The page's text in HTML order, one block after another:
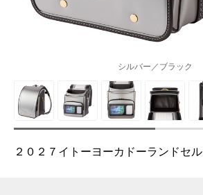
シルバー／ブラック
２０２７イトーヨーカドーランドセル